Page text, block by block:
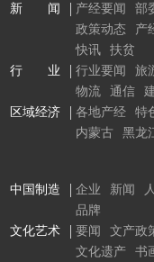
新 闻
产经要闻 部
政策动态
产
快讯
扶贫
行 业
行业要闻 旅
物流
通信
区域经济
各地产经 特
内蒙古
黑龙
中国制造 企业 新闻
品牌
文化艺术
要闻 文产政
文化遗产
书